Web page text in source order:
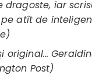
dragoste, iar
atît de
original…
Post)